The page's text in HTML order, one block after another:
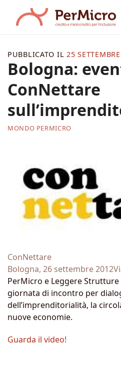
contenuti
MONDO PERMICRO
Bologna:
ConNettare
PUBBLICATO IL25
ConNettare
Bologna, 26 settembre
PerMicro e Leggere
giornata di incontro per
dell’imprenditorialità, la
nuove economie.
Guarda il video!